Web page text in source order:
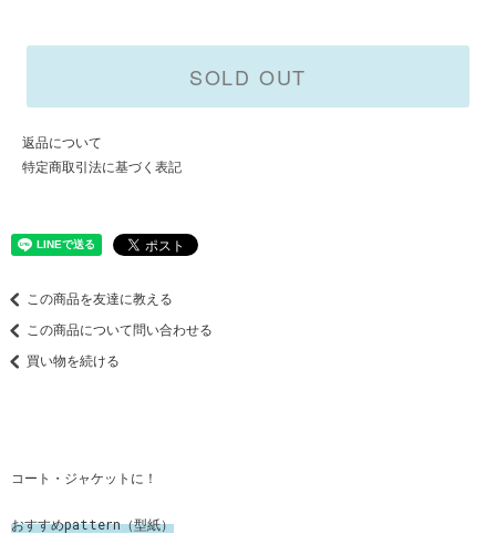
SOLD OUT
返品について
特定商取引法に基づく表記
この商品を友達に教える
この商品について問い合わせる
買い物を続ける
コート・ジャケットに！
おすすめpattern（型紙）